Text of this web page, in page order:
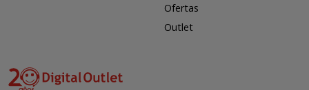
Ofertas
Outlet